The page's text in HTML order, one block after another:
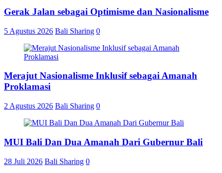
Gerak Jalan sebagai Optimisme dan Nasionalisme
5 Agustus 2026 Bali Sharing 0
Merajut Nasionalisme Inklusif sebagai Amanah
Proklamasi
2 Agustus 2026 Bali Sharing 0
MUI Bali Dan Dua Amanah Dari Gubernur Bali
28 Juli 2026 Bali Sharing 0